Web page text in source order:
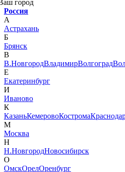
город
Россия
А
Астрахань
Б
Брянск
В
В.НовгородВладимирВолгоград
Е
Екатеринбург
И
Иваново
К
КазаньКемеровоКострома
М
Москва
Н
Н.НовгородНовосибирск
О
ОмскОрелОренбург